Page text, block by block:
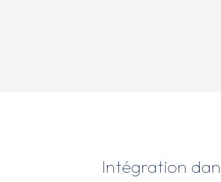
Intégration